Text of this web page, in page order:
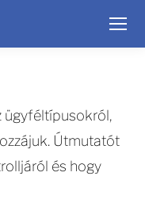
ügyféltípusokról,
Útmutatót
és hogy